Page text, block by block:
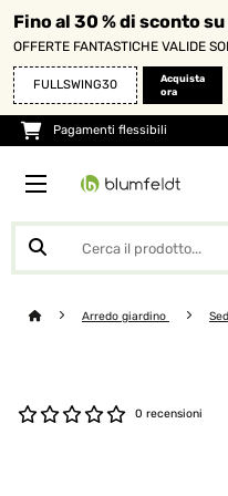
Fino al 30 % di sconto
OFFERTE FANTASTICHE VALIDE
FULLSWING30
Acquista
ora
Pagamenti flessibili
Arredo giardino
0 recensioni